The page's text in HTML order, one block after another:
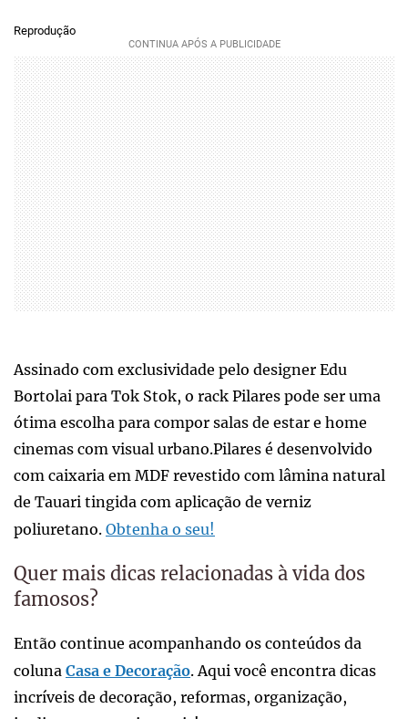
Reprodução
Assinado com exclusividade pelo designer Edu
Bortolai para Tok Stok, o rack Pilares pode ser uma
ótima escolha para compor salas de estar e home
cinemas com visual urbano.Pilares é desenvolvido
com caixaria em MDF revestido com lâmina natural
de Tauari tingida com aplicação de verniz
poliuretano. Obtenha o seu!
Quer mais dicas relacionadas à vida dos
famosos?
Então continue acompanhando os conteúdos da
coluna Casa e Decoração. Aqui você encontra dicas
incríveis de decoração, reformas, organização,